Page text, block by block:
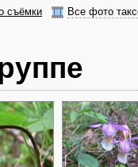
съёмки
Все фото